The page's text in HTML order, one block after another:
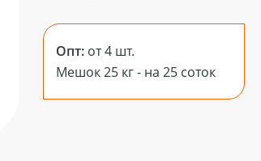
Опт:от 4 шт.
Мешок 25 кг - на 25 соток